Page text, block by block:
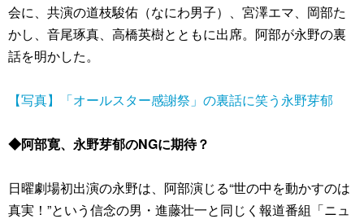
会に、共演の道枝駿佑（なにわ男子）、宮澤エマ、岡部た
かし、音尾琢真、高橋英樹とともに出席。阿部が永野の裏
話を明かした。
【写真】「オールスター感謝祭」の裏話に笑う永野芽郁
◆阿部寛、永野芽郁のNGに期待？
日曜劇場初出演の永野は、阿部演じる“世の中を動かすのは
真実！”という信念の男・進藤壮一と同じく報道番組「ニュ